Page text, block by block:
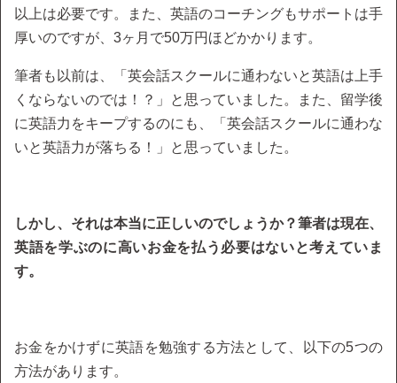
以上は必要です。また、英語のコーチングもサポートは手
厚いのですが、3ヶ月で50万円ほどかかります。
筆者も以前は、「英会話スクールに通わないと英語は上手
くならないのでは！？」と思っていました。また、留学後
に英語力をキープするのにも、「英会話スクールに通わな
いと英語力が落ちる！」と思っていました。
しかし、それは本当に正しいのでしょうか？筆者は現在、
英語を学ぶのに高いお金を払う必要はないと考えていま
す。
お金をかけずに英語を勉強する方法として、以下の5つの
方法があります。